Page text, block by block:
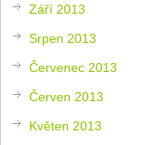
Září 2013
Srpen 2013
Červenec 2013
Červen 2013
Květen 2013